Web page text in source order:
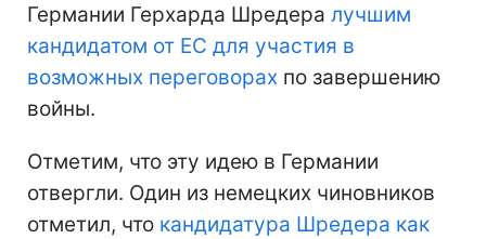
Германии Герхарда Шредера лучшим
кандидатом от ЕС для участия в
возможных переговорах по завершению
войны.
Отметим, что эту идею в Германии
отвергли. Один из немецких чиновников
отметил, что кандидатура Шредера как